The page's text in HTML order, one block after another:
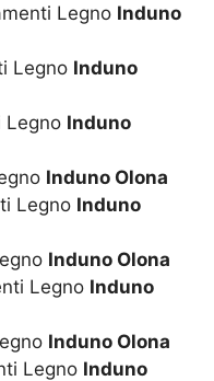
Legno Induno
Legno Induno
Legno Induno
Induno Olona
Legno Induno
Induno Olona
Legno Induno
Induno Olona
Legno Induno